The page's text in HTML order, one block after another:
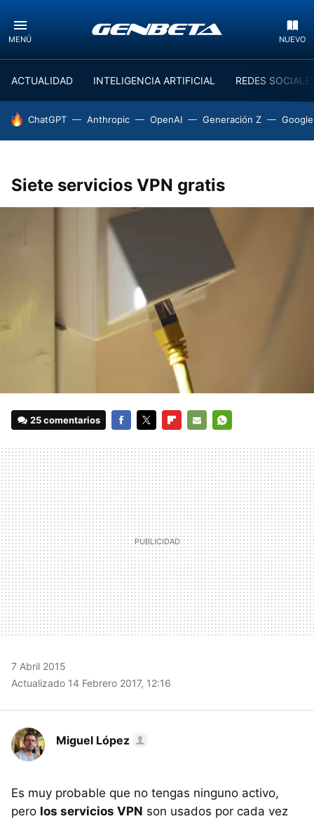
MENÚ NUEVO
ACTUALIDAD INTELIGENCIA ARTIFICIAL REDES
HOY SE HABLA DE
ChatGPT Anthropic OpenAI Generación Z
Siete servicios VPN gratis
25 comentarios
MAIL
7 Abril 2015
Actualizado 14 Febrero 2017, 12:16
Miguel López
Es muy probable que no tengas ninguno activo,
pero los servicios VPN son usados por cada vez